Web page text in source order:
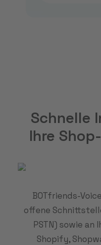
Schnelle
Ihre
BOTfriends-
offene
PSTN) sowie an
Shopify,